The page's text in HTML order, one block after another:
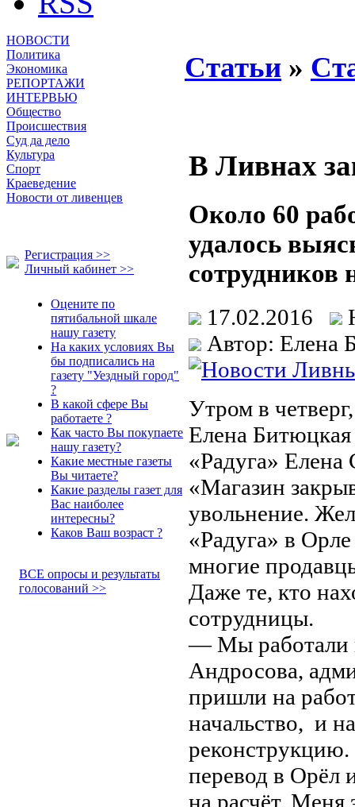
НОВОСТИ
Политика
Экономика
РЕПОРТАЖИ
ИНТЕРВЬЮ
Общество
Происшествия
Суд да дело
Культура
Спорт
Краеведение
Новости от ливенцев
Регистрация >>
Личный кабинет >>
Оцените по
пятибальной шкале
нашу газету
На каких условиях Вы
бы подписались на
газету "Уездный город"
?
В какой сфере Вы
работаете ?
Как часто Вы покупаете
нашу газету?
Какие местные газеты
Вы читаете?
Какие разделы газет для
Вас наиболее
интересны?
Каков Ваш возраст ?
ВСЕ опросы и результаты
голосований >>
Статьи »
В Ливнах
Около 60
удалось
сотрудников
17.02.2016
Автор: Елена
Утром в
Елена Битюцкая
«Радуга» Елена
«Магазин
увольнение.
«Радуга» в
многие
Даже те, кто
сотрудницы.
— Мы работали
Андросова,
пришли на
начальство, и
перевод в Орёл
на расчёт. Меня